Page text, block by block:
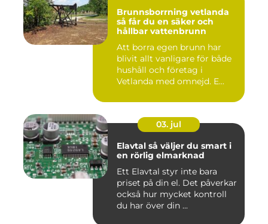
Brunnsborrning vetlanda
så får du en säker och
hållbar vattenbrunn
Att borra egen brunn har
blivit allt vanligare för både
hushåll och företag i
Vetlanda med omnejd. E...
03. jul
Elavtal så väljer du smart i
en rörlig elmarknad
Ett Elavtal styr inte bara
priset på din el. Det påverkar
också hur mycket kontroll
du har över din ...